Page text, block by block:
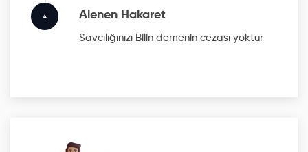
4 Alenen Hakaret
Savcılığınızı Bilin demenin cezası yoktur